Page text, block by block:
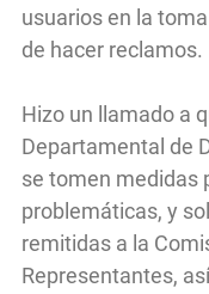
usuarios en la
de hacer reclamos.
Hizo un llamado a
Departamental de
se tomen medidas
problemáticas, y
remitidas a la
Representantes,